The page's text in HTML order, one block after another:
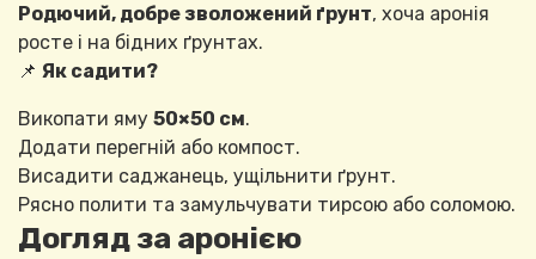
Родючий, добре зволожений ґрунт, хоча аронія
росте і на бідних ґрунтах.
📌 Як садити?
Викопати яму 50×50 см.
Додати перегній або компост.
Висадити саджанець, ущільнити ґрунт.
Рясно полити та замульчувати тирсою або соломою.
Догляд за аронією